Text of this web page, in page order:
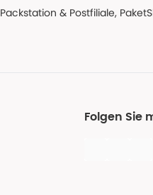
Packstation & Postfiliale,
Folgen Sie